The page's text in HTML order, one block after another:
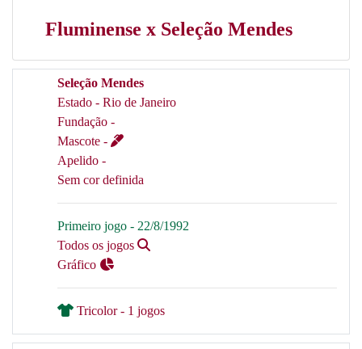
Fluminense x Seleção Mendes
Seleção Mendes
Estado - Rio de Janeiro
Fundação -
Mascote -
Apelido -
Sem cor definida
Primeiro jogo - 22/8/1992
Todos os jogos
Gráfico
Tricolor - 1 jogos